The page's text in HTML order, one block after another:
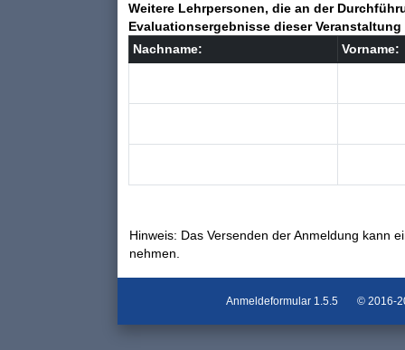
Weitere Lehrpersonen, die an der
Evaluationsergebnisse dieser
Nachname:
Vorname:
Hinweis: Das Versenden der Anmeldung kann
nehmen.
Anmeldeformular 1.5.5 © 2016-